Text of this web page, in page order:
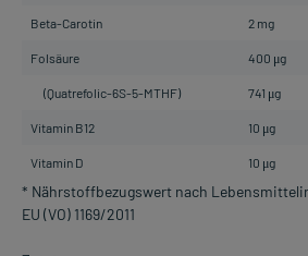
Beta-Carotin 2 mg
Folsäure 400 μg
(Quatrefolic-6S-5-MTHF) 741 μg
Vitamin B12 10 μg
Vitamin D 10 μg
* Nährstoffbezugswert nach
EU (VO) 1169/2011